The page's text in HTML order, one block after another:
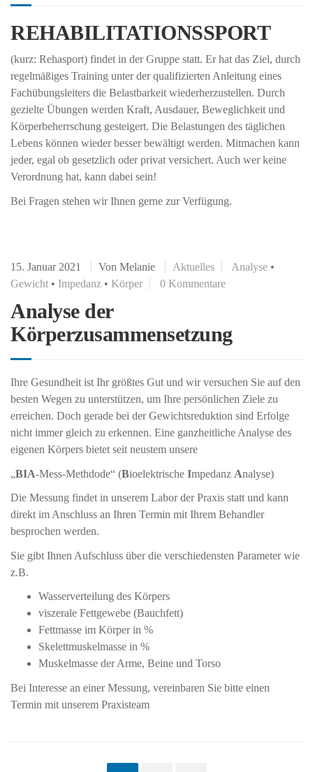
REHABILITATIONSSPORT
(kurz: Rehasport) findet in der Gruppe statt. Er hat das Ziel, durch
regelmäßiges Training unter der qualifizierten Anleitung eines
Fachübungsleiters die Belastbarkeit wiederherzustellen. Durch
gezielte Übungen werden Kraft, Ausdauer, Beweglichkeit und
Körperbeherrschung gesteigert. Die Belastungen des täglichen
Lebens können wieder besser bewältigt werden. Mitmachen kann
jeder, egal ob gesetzlich oder privat versichert. Auch wer keine
Verordnung hat, kann dabei sein!
Bei Fragen stehen wir Ihnen gerne zur Verfügung.
15. Januar 2021 Von Melanie Aktuelles Analyse •
Gewicht • Impedanz • Körper 0 Kommentare
Analyse der
Körperzusammensetzung
Ihre Gesundheit ist Ihr größtes Gut und wir versuchen Sie auf den
besten Wegen zu unterstützen, um Ihre persönlichen Ziele zu
erreichen. Doch gerade bei der Gewichtsreduktion sind Erfolge
nicht immer gleich zu erkennen. Eine ganzheitliche Analyse des
eigenen Körpers bietet seit neustem unsere
„BIA-Mess-Methdode“ (Bioelektrische Impedanz Analyse)
Die Messung findet in unserem Labor der Praxis statt und kann
direkt im Anschluss an Ihren Termin mit Ihrem Behandler
besprochen werden.
Sie gibt Ihnen Aufschluss über die verschiedensten Parameter wie
z.B.
Wasserverteilung des Körpers
viszerale Fettgewebe (Bauchfett)
Fettmasse im Körper in %
Skelettmuskelmasse in %
Muskelmasse der Arme, Beine und Torso
Bei Interesse an einer Messung, vereinbaren Sie bitte einen
Termin mit unserem Praxisteam